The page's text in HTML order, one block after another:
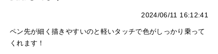
2024/06/11 16:12:41
ペン先が細く描きやすいのと軽いタッチで色がしっかり乗って
くれます！